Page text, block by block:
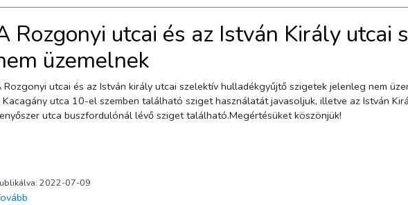
Rozgonyi utcai és az István Király utcai
üzemelnek
Rozgonyi utcai és az István király utcai szelektív hulladékgyűjtő szigetek jelenleg nem
Kacagány utca 10-el szemben található sziget használatát javasoljuk, illetve az István
utca buszfordulónál lévő sziget található.Megértésüket köszönjük!
2022-07-09